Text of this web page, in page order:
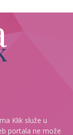
Klik služe u
portala ne može